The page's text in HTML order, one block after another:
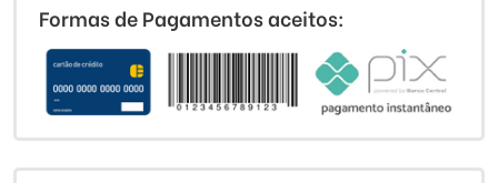
Formas de Pagamentos aceitos: